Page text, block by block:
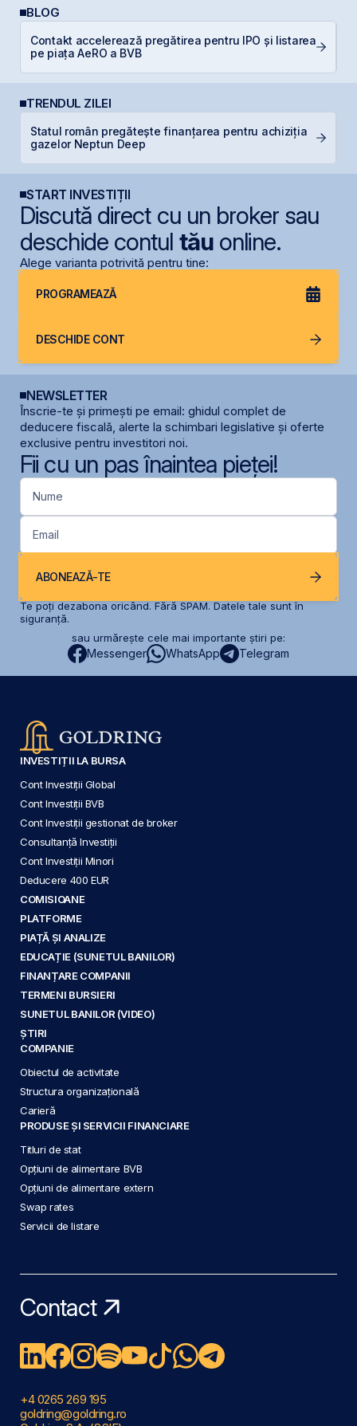
BLOG
Contakt accelerează pregătirea pentru IPO și listarea
pe piața AeRO a BVB
TRENDUL ZILEI
Statul român pregătește finanțarea pentru achiziția
gazelor Neptun Deep
START INVESTIȚII
Discută direct cu un broker sau
deschide contul tăuonline.
Alege varianta potrivită pentru tine:
PROGRAMEAZĂ
DESCHIDE CONT
NEWSLETTER
Înscrie-te și primești pe email: ghidul complet de
deducere fiscală, alerte la schimbari legislative și oferte
exclusive pentru investitori noi.
Fii cu un pas înaintea pieței!
Nume
Email
ABONEAZĂ-TE
Te poți dezabona oricând. Fără SPAM. Datele tale sunt în
siguranță.
sau urmărește cele mai importante știri pe:
Messenger WhatsApp Telegram
INVESTIȚII LA BURSA
Cont Investiții Global
Cont Investiții BVB
Cont Investiții gestionat de broker
Consultanță Investiții
Cont Investiții Minori
Deducere 400 EUR
COMISIOANE
PLATFORME
PIAȚĂ ȘI ANALIZE
EDUCAȚIE (SUNETUL BANILOR)
FINANȚARE COMPANII
TERMENI BURSIERI
SUNETUL BANILOR (VIDEO)
ȘTIRI
COMPANIE
Obiectul de activitate
Structura organizațională
Carieră
PRODUSE ȘI SERVICII FINANCIARE
Titluri de stat
Opțiuni de alimentare BVB
Opțiuni de alimentare extern
Swap rates
Servicii de listare
Contact
+4 0265 269 195
goldring@goldring.ro